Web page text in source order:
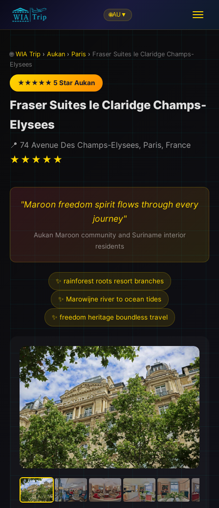
🌐AU ▼
🌐 WIA Trip › Aukan › Paris › Fraser Suites le Claridge Champs-
Elysees
★★★★★ 5 Star Aukan
Fraser Suites le Claridge Champs-
Elysees
📍 74 Avenue Des Champs-Elysees, Paris, France
★★★★★
"Maroon freedom spirit flows through every
journey"
Aukan Maroon community and Suriname interior
residents
✨ rainforest roots resort branches
✨ Marowijne river to ocean tides
✨ freedom heritage boundless travel